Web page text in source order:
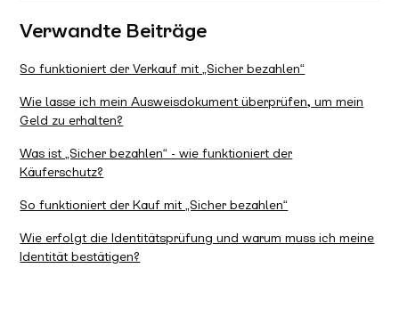
Verwandte Beiträge
So funktioniert der Verkauf mit „Sicher bezahlen“
Wie lasse ich mein Ausweisdokument überprüfen, um mein
Geld zu erhalten?
Was ist „Sicher bezahlen“ - wie funktioniert der
Käuferschutz?
So funktioniert der Kauf mit „Sicher bezahlen“
Wie erfolgt die Identitätsprüfung und warum muss ich meine
Identität bestätigen?